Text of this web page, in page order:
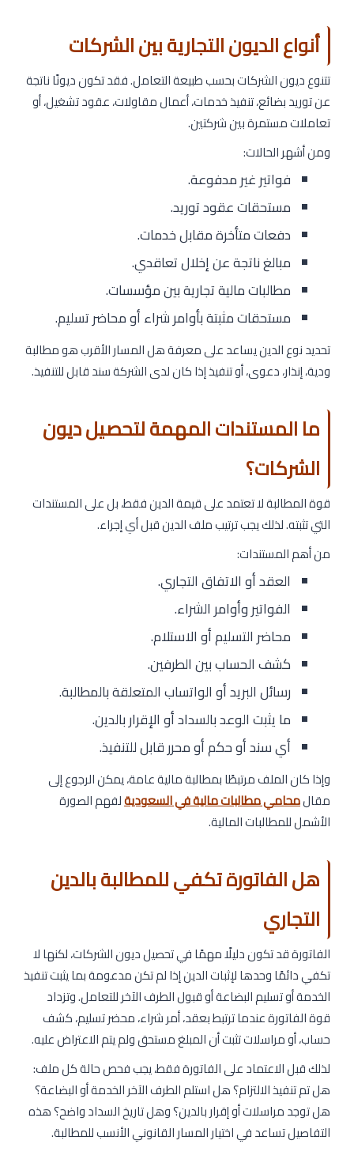
أنواع الديون التجارية بين الشركات
تتنوع ديون الشركات بحسب طبيعة التعامل. فقد تكون ديونًا ناتجة
عن توريد بضائع، تنفيذ خدمات، أعمال مقاولات، عقود تشغيل، أو
تعاملات مستمرة بين شركتين.
ومن أشهر الحالات:
فواتير غير مدفوعة.
مستحقات عقود توريد.
دفعات متأخرة مقابل خدمات.
مبالغ ناتجة عن إخلال تعاقدي.
مطالبات مالية تجارية بين مؤسسات.
مستحقات مثبتة بأوامر شراء أو محاضر تسليم.
تحديد نوع الدين يساعد على معرفة هل المسار الأقرب هو مطالبة
ودية، إنذار، دعوى، أو تنفيذ إذا كان لدى الشركة سند قابل للتنفيذ.
ما المستندات المهمة لتحصيل ديون
الشركات؟
قوة المطالبة لا تعتمد على قيمة الدين فقط، بل على المستندات
التي تثبته. لذلك يجب ترتيب ملف الدين قبل أي إجراء.
من أهم المستندات:
العقد أو الاتفاق التجاري.
الفواتير وأوامر الشراء.
محاضر التسليم أو الاستلام.
كشف الحساب بين الطرفين.
رسائل البريد أو الواتساب المتعلقة بالمطالبة.
ما يثبت الوعد بالسداد أو الإقرار بالدين.
أي سند أو حكم أو محرر قابل للتنفيذ.
وإذا كان الملف مرتبطًا بمطالبة مالية عامة، يمكن الرجوع إلى
مقالمحامي مطالبات مالية في السعوديةلفهم الصورة
الأشمل للمطالبات المالية.
هل الفاتورة تكفي للمطالبة بالدين
التجاري
الفاتورة قد تكون دليلًا مهمًا في تحصيل ديون الشركات، لكنها لا
تكفي دائمًا وحدها لإثبات الدين إذا لم تكن مدعومة بما يثبت تنفيذ
الخدمة أو تسليم البضاعة أو قبول الطرف الآخر للتعامل. وتزداد
قوة الفاتورة عندما ترتبط بعقد، أمر شراء، محضر تسليم، كشف
حساب، أو مراسلات تثبت أن المبلغ مستحق ولم يتم الاعتراض عليه.
لذلك قبل الاعتماد على الفاتورة فقط، يجب فحص حالة كل ملف:
هل تم تنفيذ الالتزام؟ هل استلم الطرف الآخر الخدمة أو البضاعة؟
هل توجد مراسلات أو إقرار بالدين؟ وهل تاريخ السداد واضح؟ هذه
التفاصيل تساعد في اختيار المسار القانوني الأنسب للمطالبة.